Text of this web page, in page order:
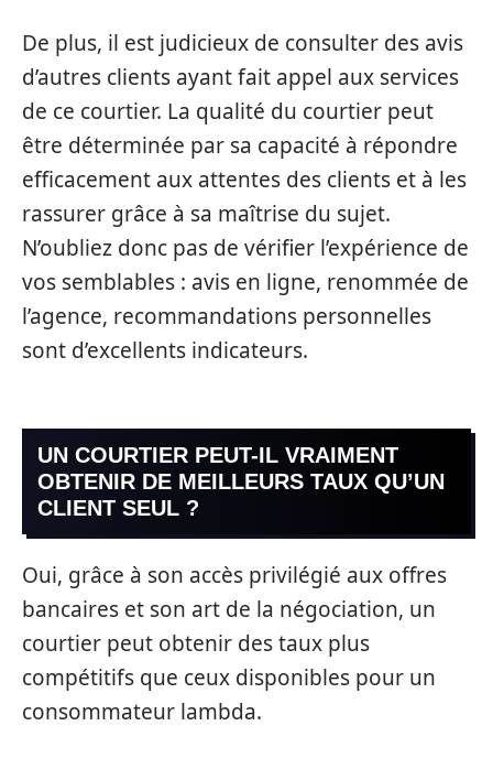
De plus, il est judicieux de consulter des avis
d’autres clients ayant fait appel aux services
de ce courtier. La qualité du courtier peut
être déterminée par sa capacité à répondre
efficacement aux attentes des clients et à les
rassurer grâce à sa maîtrise du sujet.
N’oubliez donc pas de vérifier l’expérience de
vos semblables : avis en ligne, renommée de
l’agence, recommandations personnelles
sont d’excellents indicateurs.
UN COURTIER PEUT-IL VRAIMENT
OBTENIR DE MEILLEURS TAUX QU’UN
CLIENT SEUL ?
Oui, grâce à son accès privilégié aux offres
bancaires et son art de la négociation, un
courtier peut obtenir des taux plus
compétitifs que ceux disponibles pour un
consommateur lambda.